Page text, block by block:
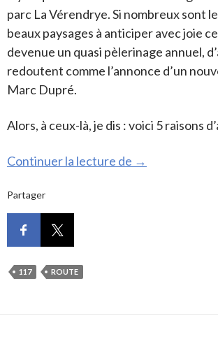
parc La Vérendrye. Si nombreux sont
beaux paysages à anticiper avec joie
devenue un quasi pèlerinage annuel,
redoutent comme l’annonce d’un
Marc Dupré.
Alors, à ceux-là, je dis : voici 5 raisons
Continuer la lecture de Cinq raisons
→
Partager
117 ROUTE